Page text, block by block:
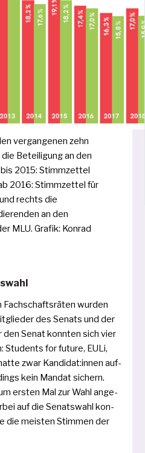
ver­gan­ge­nen zehn
die Beteiligung an den
2015: Stimmzettel
2016: Stimmzettel für
rechts die
an den
MLU. Grafik: Konrad
Fachschaftsräten wur­den
des Senats und der
den Senat konn­ten sich vier
Students for future, EULi,
zwar Kandidat:innen auf­
kein Mandat sichern.
ers­ten Mal zur Wahl ange­
auf die Senatswahl kon­
die meis­ten Stimmen der